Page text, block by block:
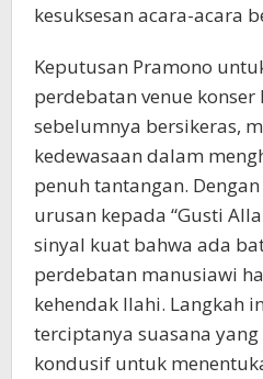
kesuksesan acara-acara
Keputusan Pramono
perdebatan venue konser
sebelumnya bersikeras,
kedewasaan dalam
penuh tantangan.
urusan kepada “Gusti
sinyal kuat bahwa ada
perdebatan manusiawi
kehendak Ilahi. Langkah
terciptanya suasana
kondusif untuk